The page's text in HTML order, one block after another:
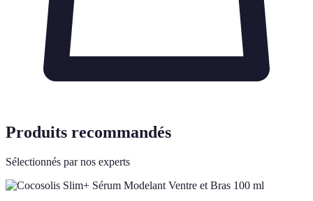
Produits recommandés
Sélectionnés par nos experts